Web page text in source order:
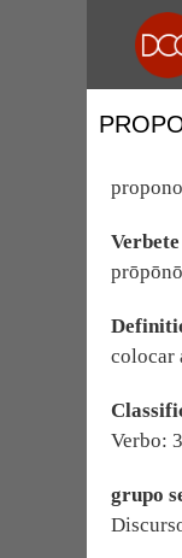
propono
Verbete
colocar
Verbo:
grupo